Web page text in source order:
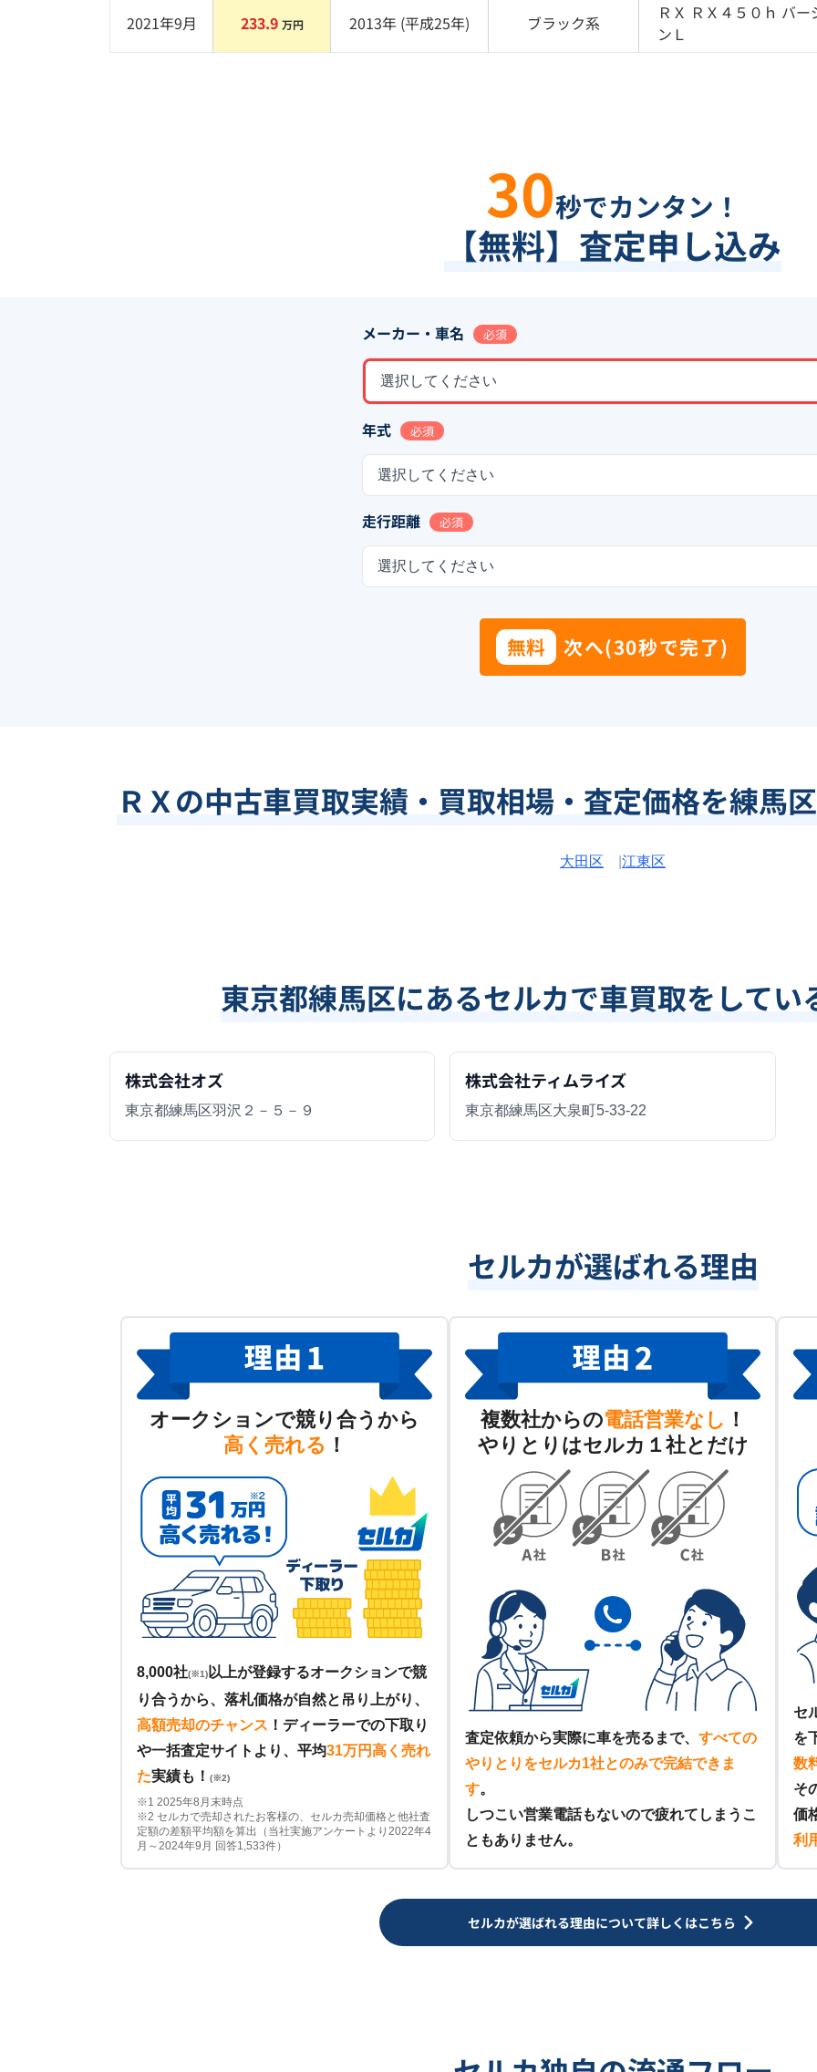
2021年9月 233.9 万円 2013年 (平成25年) ブラック系 ＲＸ ＲＸ４５０ｈ バー
ンＬ
30秒でカンタン！
【無料】査定申し込み
メーカー・車名 必須
選択してください
年式 必須
選択してください
走行距離 必須
選択してください
無料 次へ(30秒で完了)
ＲＸの中古車買取実績・買取相場・査定価格を練馬
大田区 江東区
東京都練馬区にあるセルカで車買取をしてい
株式会社オズ
東京都練馬区羽沢２－５－９
株式会社ティムライズ
東京都練馬区大泉町5-33-22
セルカが選ばれる理由
オークションで競り合うから
高く売れる ！
8,000社(※1) 以上が登録するオークションで競
り合うから、落札価格が自然と吊り上がり、
高額売却のチャンス ！ ディーラーでの下取り
や一括査定サイトより、平均31万円高く売れ
た実績も！ (※2)
※1 2025年8月末時点
※2 セルカで売却されたお客様の、セルカ売却価格と他社査
定額の差額平均額を算出（当社実施アンケートより2022年4
月～2024年9月 回答1,533件）
複数社からの電話営業なし ！
やりとりはセルカ１社とだけ
査定依頼から実際に車を売るまで、 すべての
やりとりをセルカ1社とのみで完結できま
す。
しつこい営業電話もないので疲れてしまうこ
ともありません。
セ
を
数
そ
価
利
セルカが選ばれる理由について詳しくはこちら